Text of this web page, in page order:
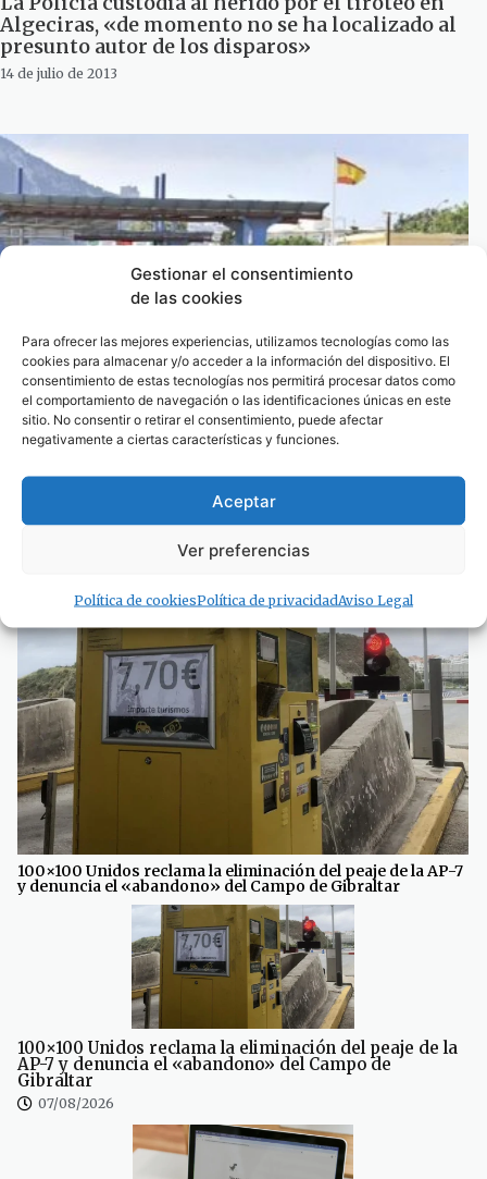
Gestionar el consentimiento
de las cookies
Para ofrecer las mejores experiencias, utilizamos tecnologías como las
cookies para almacenar y/o acceder a la información del dispositivo. El
consentimiento de estas tecnologías nos permitirá procesar datos como
el comportamiento de navegación o las identificaciones únicas en este
sitio. No consentir o retirar el consentimiento, puede afectar
negativamente a ciertas características y funciones.
Aceptar
Ver preferencias
Política de cookiesPolítica de privacidadAviso Legal
Algeciras, «de momento no se ha localizado al
presunto autor de los disparos»
14 de julio de 2013
Localizado en la Verja un menor fugado hace
dos días de una casa de acogida gibraltareña
29 de mayo de 2013
100×100 Unidos reclama la eliminación del peaje de la AP-7
y denuncia el «abandono» del Campo de Gibraltar
100×100 Unidos reclama la eliminación del peaje de la
AP-7 y denuncia el «abandono» del Campo de
Gibraltar
07/08/2026